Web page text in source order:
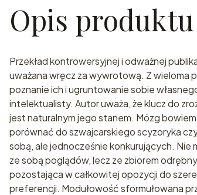
Opis produktu
Przekład kontrowersyjnej i odważnej
uważana wręcz za wywrotową. Z wieloma
poznanie ich i ugruntowanie sobie
intelektualisty. Autor uważa, że klucz do
jest naturalnym jego stanem. Mózg
porównać do szwajcarskiego scyzoryka
sobą, ale jednocześnie konkurujących. Nie
ze sobą poglądów, lecz ze zbiorem
pozostająca w całkowitej opozycji do
preferencji. Modułowość sformułowana